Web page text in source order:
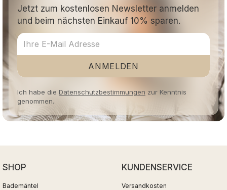
Jetzt zum kostenlosen Newsletter anmelden
und beim nächsten Einkauf 10% sparen.
ANMELDEN
Ich habe die Datenschutzbestimmungen zur Kenntnis
genommen.
SHOP
Bademäntel
KUNDENSERVICE
Versandkosten